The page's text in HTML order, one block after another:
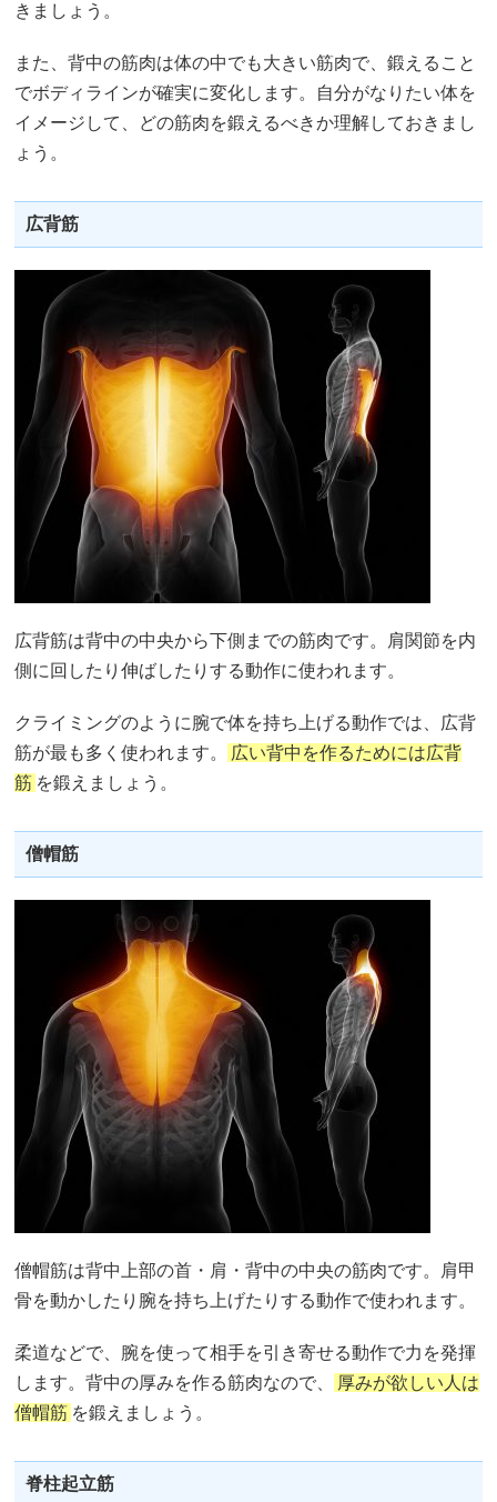
きましょう。
また、背中の筋肉は体の中でも大きい筋肉で、鍛えること
でボディラインが確実に変化します。自分がなりたい体を
イメージして、どの筋肉を鍛えるべきか理解しておきまし
ょう。
広背筋
広背筋は背中の中央から下側までの筋肉です。肩関節を内
側に回したり伸ばしたりする動作に使われます。
クライミングのように腕で体を持ち上げる動作では、広背
筋が最も多く使われます。
広い背中を作るためには広背
筋 を鍛えましょう。
僧帽筋
僧帽筋は背中上部の首・肩・背中の中央の筋肉です。肩甲
骨を動かしたり腕を持ち上げたりする動作で使われます。
柔道などで、腕を使って相手を引き寄せる動作で力を発揮
します。背中の厚みを作る筋肉なので、
厚みが欲しい人は
僧帽筋 を鍛えましょう。
脊柱起立筋